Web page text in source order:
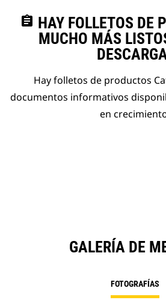
assignment HAY FOLLETOS DE
MUCHO MÁS
Hay folletos de productos
documentos informativos
en
GALERÍA DE
FOTOGRAFÍAS